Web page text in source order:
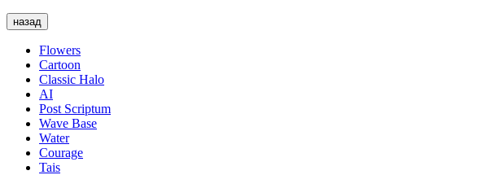
назад
Flowers
Cartoon
Classic Halo
AI
Post Scriptum
Wave Base
Water
Courage
Tais